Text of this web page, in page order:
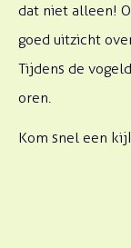
dat niet alleen!
goed uitzicht
Tijdens de
oren.
Kom snel een